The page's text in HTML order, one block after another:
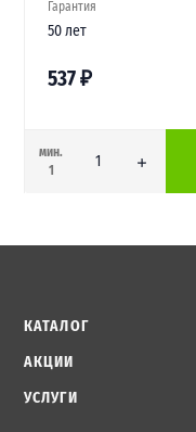
Гарантия
50 лет
537₽
мин.
1
КАТАЛОГ
АКЦИИ
УСЛУГИ